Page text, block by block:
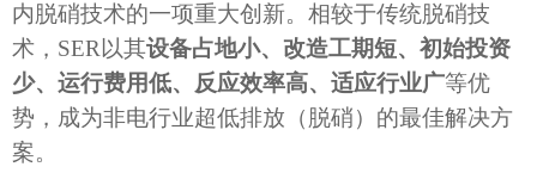
内脱硝技术的一项重大创新。相较于传统脱硝技
术， SER 以其设备占地小、改造工期短、初始投资
少、运行费用低、反应效率高、适应行业广等优
势，成为非电行业超低排放（脱硝）的最佳解决方
案。